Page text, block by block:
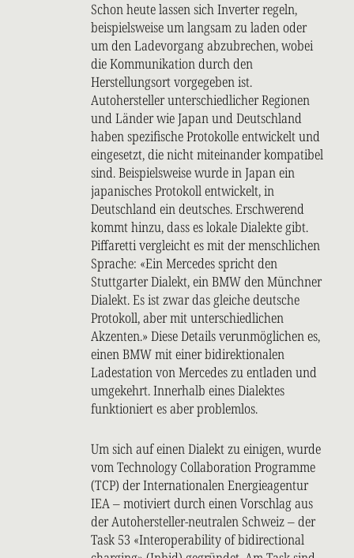
Schon heute lassen sich Inverter regeln,
beispielsweise um langsam zu laden oder
um den Ladevorgang abzubrechen, wobei
die Kommunikation durch den
Herstellungsort vorgegeben ist.
Autohersteller unterschiedlicher Regionen
und Länder wie Japan und Deutschland
haben spezifische Protokolle entwickelt und
eingesetzt, die nicht miteinander kompatibel
sind. Beispielsweise wurde in Japan ein
japanisches Protokoll entwickelt, in
Deutschland ein deutsches. Erschwerend
kommt hinzu, dass es lokale Dialekte gibt.
Piffaretti vergleicht es mit der menschlichen
Sprache: «Ein Mercedes spricht den
Stuttgarter Dialekt, ein BMW den Münchner
Dialekt. Es ist zwar das gleiche deutsche
Protokoll, aber mit unterschiedlichen
Akzenten.» Diese Details verunmöglichen es,
einen BMW mit einer bidirektionalen
Ladestation von Mercedes zu entladen und
umgekehrt. Innerhalb eines Dialektes
funktioniert es aber problemlos.
Um sich auf einen Dialekt zu einigen, wurde
vom Technology Collaboration Programme
(TCP) der Internationalen Energieagentur
IEA – motiviert durch einen Vorschlag aus
der Autohersteller-neutralen Schweiz – der
Task 53 «Interoperability of bidirectional